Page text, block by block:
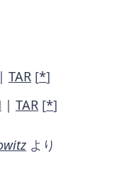
| TAR [*]
| TAR [*]
より